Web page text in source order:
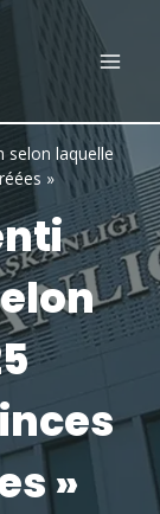
selon laquelle
»
»